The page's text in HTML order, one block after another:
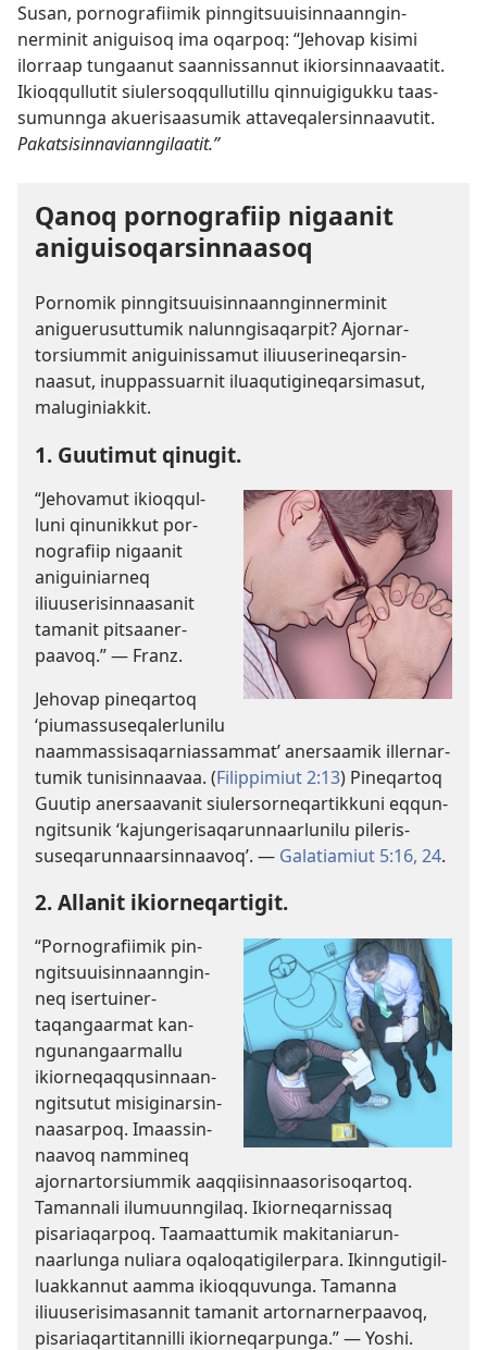
Susan, por­nografiimik pin­ngitsuuisin­naan­ngin­
nerminit aniguisoq ima oqar­poq: “Jehovap kisimi
ilorraap tungaanut saan­nis­san­nut ikiorsin­naavaatit.
Ikioq­qul­lutit siulersoq­qul­lutil­lu qin­nuigiguk­ku taas­
sumun­nga akuerisaasumik at­taveqalersin­naavutit.
Pakatsisin­navian­ngilaatit.”
Qanoq por­nografiip nigaanit
aniguisoqarsin­naasoq
Por­nomik pin­ngitsuuisin­naan­ngin­nerminit
aniguerusut­tumik nalun­ngisaqar­pit? Ajor­nar­
torsium­mit aniguinis­samut iliuuserineqarsin­
naasut, inup­pas­suar­nit iluaqutigineqarsimasut,
maluginiak­kit.
1. Guutimut qinugit.
“Jehovamut ikioq­qul­
luni qinunik­kut por­
nografiip nigaanit
aniguiniar­neq
iliuuserisin­naasanit
tamanit pitsaaner­
paavoq.” — Franz.
Jehovap pineqar­toq
‘piumas­suseqalerlunilu
naam­mas­sisaqar­nias­sam­mat’ anersaamik il­ler­nar­
tumik tunisin­naavaa. (Filip­pimiut 2:13) Pineqar­toq
Guutip anersaavanit siulersor­neqar­tik­kuni eq­qun­
ngitsunik ‘kajungerisaqarun­naarlunilu pileris­
suseqarun­naarsin­naavoq’. — Galatiamiut 5:16, 24.
2. Al­lanit ikior­neqar­tigit.
“Por­nografiimik pin­
ngitsuuisin­naan­ngin­
neq iser­tuiner­
taqangaarmat kan­
ngunangaarmal­lu
ikior­neqaq­qusin­naan­
ngitsutut misiginarsin­
naasar­poq. Imaas­sin­
naavoq nam­mineq
ajor­nar­torsium­mik aaq­qiisin­naasorisoqar­toq.
Taman­nali ilumuun­ngilaq. Ikior­neqar­nis­saq
pisariaqar­poq. Taamaat­tumik makitaniarun­
naarlunga nuliara oqaloqatigiler­para. Ikin­ngutigil­
luak­kan­nut aam­ma ikioq­quvunga. Taman­na
iliuuserisimasan­nit tamanit ar­tor­nar­ner­paavoq,
pisariaqar­titan­nil­li ikior­neqar­punga.” — Yoshi.